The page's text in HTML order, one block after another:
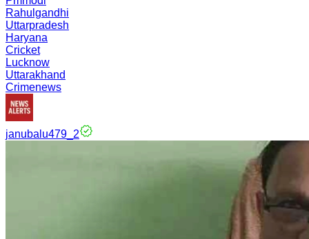
Rahulgandhi
Uttarpradesh
Haryana
Cricket
Lucknow
Uttarakhand
Crimenews
janubalu479_2